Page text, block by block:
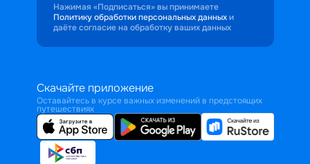
Нажимая «Подписаться» вы принимаете
Политику обработки персональных данных и
даёте согласие на обработку ваших данных
Скачайте приложение
Оставайтесь в курсе важных изменений в предстоящих
путешествиях